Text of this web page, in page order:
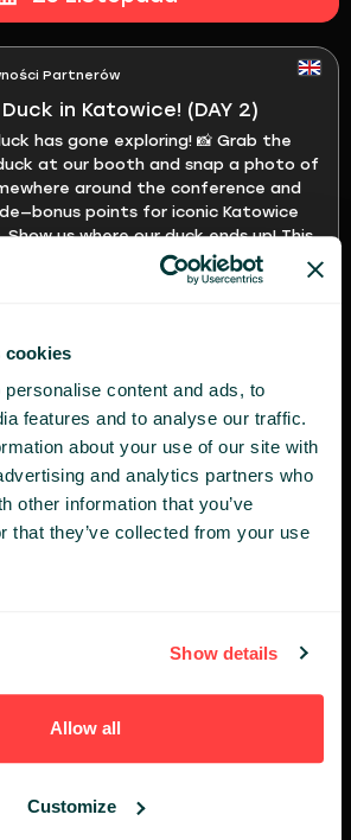
cookies
content and ads, to
features and to analyse our traffic.
about your use of our site with
and analytics partners who
other information that you’ve
that they’ve collected from your use
Show details
Allow all
Customize
Partnerów
Duck in Katowice! (DAY 2)
has gone exploring! 📸 Grab the
at our booth and snap a photo of
around the conference and
points for iconic Katowice
Show us where our duck ends up! This
will last 2 days and ...
Partnerów
AI | Odwiedź nasze
i zobacz, jak szybko i
przekształcić swoją
w AI-driven!
nasze stoisko i zobacz, jak szybko
przekształcić swoją
w AI-driven! Pokażemy Ci, jak
Extentum AI i Productive24
Uczestnicy Infoshare Katowice!